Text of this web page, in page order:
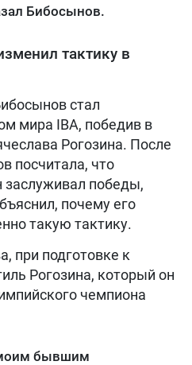
Бибосынов.
тактику в
стал
мира IBA, победив в
Рогозина. После
посчитала, что
заслуживал победы,
почему его
такую тактику.
при подготовке к
Рогозина, который он
чемпиона
бывшим